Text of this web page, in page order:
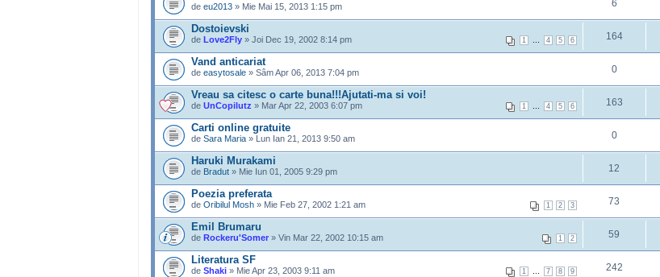
de eu2013 » Mie Mai 15, 2013 1:15 pm 6
Dostoievski
1 4 5 6
de Love2Fly » Joi Dec 19, 2002 8:14 pm 164
Vand anticariat
de easytosale » Sâm Apr 06, 2013 7:04 pm 0
Vreau sa citesc o carte buna!!!Ajutati-ma si voi!
1 4 5 6
de UnCopilutz » Mar Apr 22, 2003 6:07 pm 163
Carti online gratuite
de Sara Maria » Lun Ian 21, 2013 9:50 am 0
Haruki Murakami
de Bradut » Mie Iun 01, 2005 9:29 pm 12
Poezia preferata
1 2 3
de Oribilul Mosh » Mie Feb 27, 2002 1:21 am 73
Emil Brumaru
1 2
de Rockeru'Somer » Vin Mar 22, 2002 10:15 am 59
Literatura SF
1 7 8 9
de Shaki » Mie Apr 23, 2003 9:11 am 242